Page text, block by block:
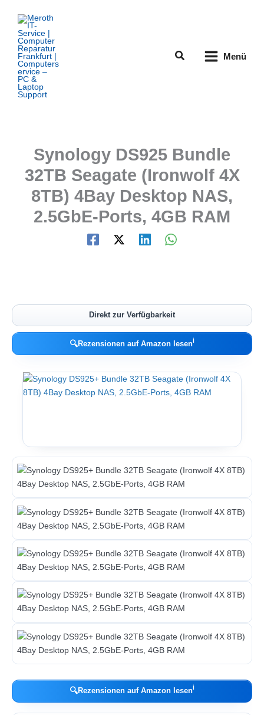
Inhalt
springen
Suchen Menü
Synology DS925 Bundle
32TB Seagate (Ironwolf 4X
8TB) 4Bay Desktop NAS,
2.5GbE-Ports, 4GB RAM
Direkt zur Verfügbarkeit
🔍Rezensionen auf Amazon lesenℹ︎
🔍Rezensionen auf Amazon lesenℹ︎